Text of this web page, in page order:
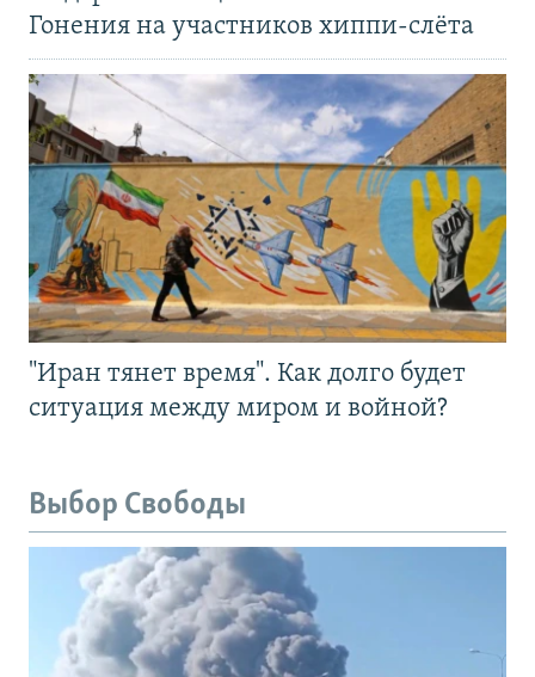
Гонения на участников хиппи-слёта
"Иран тянет время". Как долго будет
ситуация между миром и войной?
Выбор Свободы